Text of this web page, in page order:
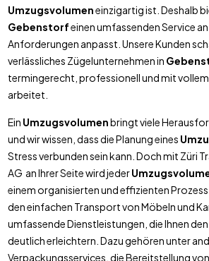
Umzugsvolumeneinzigartig ist. Deshalb
Gebenstorfeinen umfassenden Service
Anforderungen anpasst. Unsere Kunden
verlässliches Zügelunternehmen in
termingerecht, professionell und mit
arbeitet.
Ein Umzugsvolumenbringt viele
und wir wissen, dass die Planung eines
Stress verbunden sein kann. Doch mit Züri
AG an Ihrer Seite wird jeder
einem organisierten und effizienten
den einfachen Transport von Möbeln und
umfassende Dienstleistungen, die Ihnen den
deutlich erleichtern. Dazu gehören unter
Verpackungsservices, die Bereitstellung